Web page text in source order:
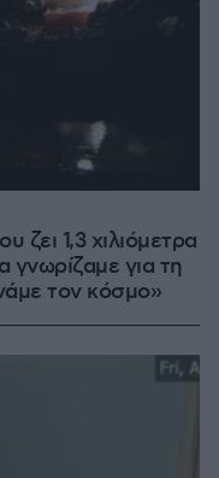
ζει 1,3 χιλιόμετρα
γνωρίζαμε για τη
τον κόσμο»